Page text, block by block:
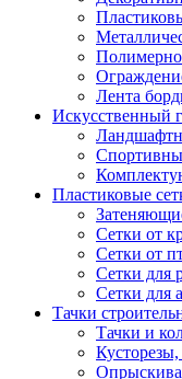
Лента
Искусственный
Пластиковые
Сетки от
Сетки от
Сетки для
Сетки для
Тачки
Тачки и